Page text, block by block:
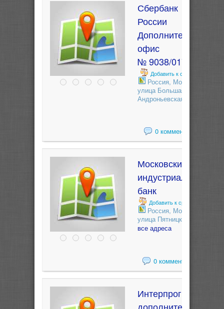
Сбербанк
России
Дополнительный
офис
№ 9038/01793
Добавить к сравнению
Россия, Москва,
улица Большая
Андроньевская, 6
0 комментариев
Московский
индустриальный
банк
Добавить к сравнению
Россия, Москва,
улица Пятницкая, 76
все адреса
0 комментариев
Интерпрогрессбанк,
дополнительный